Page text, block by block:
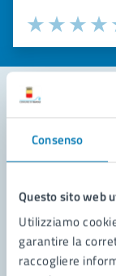
Consenso
Questo sito web
Utilizziamo
garantire la
raccogliere
Valuta la
Seleziona il
Valuta
Valuta 2
Valuta 1 stelle
Contatta il
Leggi le
Richiedi
Prenota